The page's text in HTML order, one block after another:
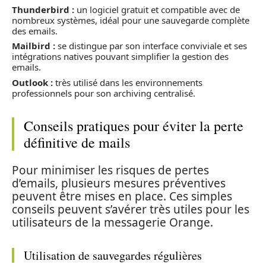
Thunderbird : un logiciel gratuit et compatible avec de
nombreux systèmes, idéal pour une sauvegarde complète
des emails.
Mailbird : se distingue par son interface conviviale et ses
intégrations natives pouvant simplifier la gestion des
emails.
Outlook : très utilisé dans les environnements
professionnels pour son archiving centralisé.
Conseils pratiques pour éviter la perte
définitive de mails
Pour minimiser les risques de pertes
d’emails, plusieurs mesures préventives
peuvent être mises en place. Ces simples
conseils peuvent s’avérer très utiles pour les
utilisateurs de la messagerie Orange.
Utilisation de sauvegardes régulières